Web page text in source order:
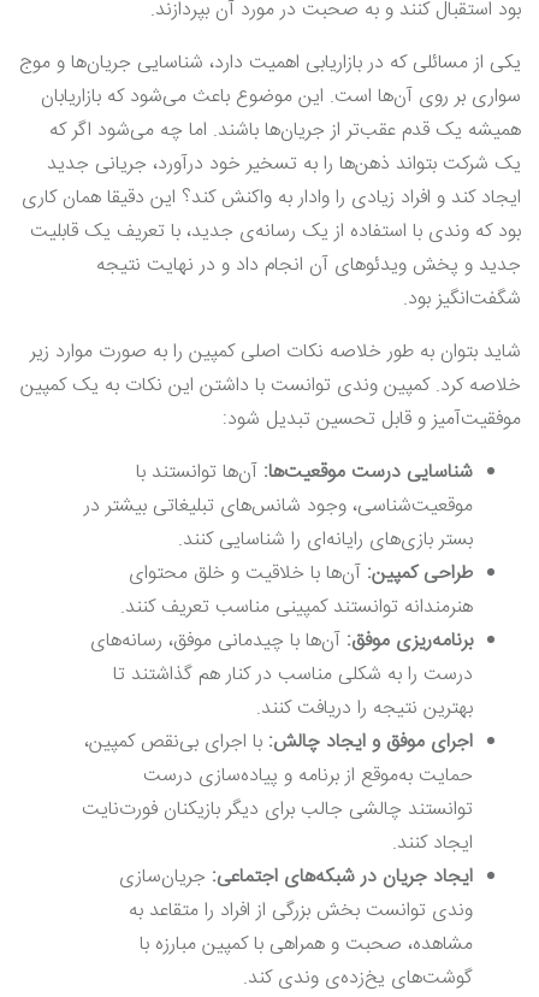
بود استقبال کنند و به صحبت در مورد آن بپردازند.
یکی از مسائلی که در بازاریابی اهمیت دارد، شناسایی جریان‌ها و موج
سواری بر روی آن‌ها است. این موضوع باعث می‌شود که بازاریابان
همیشه یک قدم عقب‌تر از جریان‌ها باشند. اما چه می‌شود اگر که
یک شرکت بتواند ذهن‌ها را به تسخیر خود درآورد، جریانی جدید
ایجاد کند و افراد زیادی را وادار به واکنش کند؟ این دقیقا همان کاری
بود که وندی با استفاده از یک رسانه‌ی جدید، با تعریف یک قابلیت
جدید و پخش ویدئوهای آن انجام داد و در نهایت نتیجه
شگفت‌انگیز بود.
شاید بتوان به طور خلاصه نکات اصلی کمپین را به صورت موارد زیر
خلاصه کرد. کمپین وندی توانست با داشتن این نکات به یک کمپین
موفقیت‌آمیز و قابل تحسین تبدیل شود:
شناسایی درست موقعیت‌ها: آن‌ها توانستند با
موقعیت‌شناسی، وجود شانس‌های تبلیغاتی بیشتر در
بستر بازی‌های رایانه‌ای را شناسایی کنند.
طراحی کمپین: آن‌ها با خلاقیت و خلق محتوای
هنرمندانه توانستند کمپینی مناسب تعریف کنند.
برنامهریزی موفق: آن‌ها با چیدمانی موفق، رسانه‌های
درست را به شکلی مناسب در کنار هم گذاشتند تا
بهترین نتیجه را دریافت کنند.
اجرای موفق و ایجاد چالش: با اجرای بی‌نقص کمپین،
حمایت به‌موقع از برنامه و پیاده‌سازی درست
توانستند چالشی جالب برای دیگر بازیکنان فورت‌نایت
ایجاد کنند.
ایجاد جریان در شبکه‌های اجتماعی: جریان‌سازی
وندی توانست بخش بزرگی از افراد را متقاعد به
مشاهده، صحبت و همراهی با کمپین مبارزه با
گوشت‌های یخ‌زده‌ی وندی کند.